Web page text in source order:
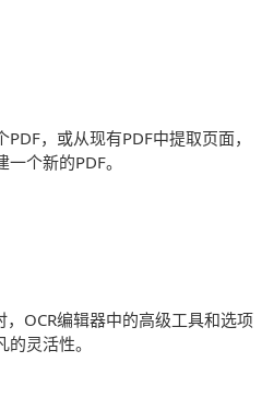
，或从现有PDF中提取页面，
个新的PDF。
OCR编辑器中的高级工具和选项
灵活性。